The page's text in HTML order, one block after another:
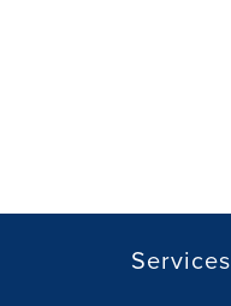
Services